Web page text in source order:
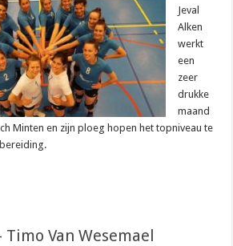
Jeval
Alken
werkt
een
zeer
drukke
maand
Minten en zijn ploeg hopen het topniveau te
Van Wesemael